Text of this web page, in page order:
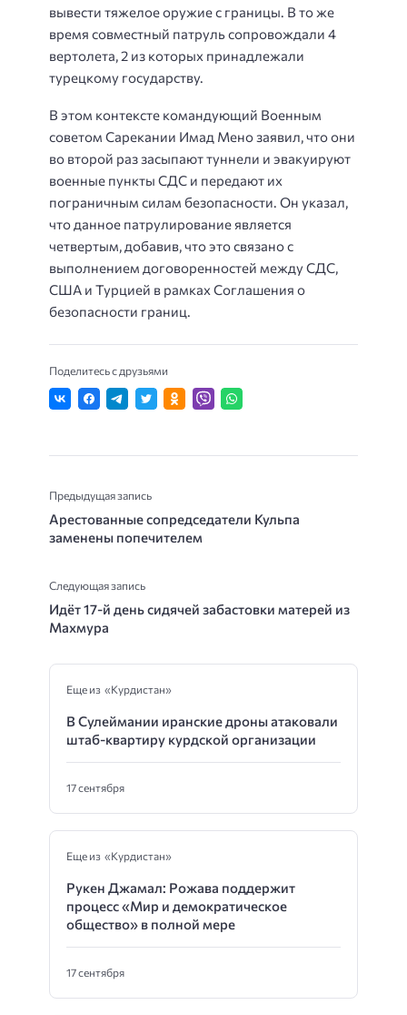
вывести тяжелое оружие с границы. В то же
время совместный патруль сопровождали 4
вертолета, 2 из которых принадлежали
турецкому государству.
В этом контексте командующий Военным
советом Сарекании Имад Мено заявил, что они
во второй раз засыпают туннели и эвакуируют
военные пункты СДС и передают их
пограничным силам безопасности. Он указал,
что данное патрулирование является
четвертым, добавив, что это связано с
выполнением договоренностей между СДС,
США и Турцией в рамках Соглашения о
безопасности границ.
Поделитесь с друзьями
Предыдущая запись
Арестованные сопредседатели Кульпа
заменены попечителем
Следующая запись
Идёт 17-й день сидячей забастовки матерей из
Махмура
Еще из «Курдистан»
В Сулеймании иранские дроны атаковали
штаб-квартиру курдской организации
17 сентября
Еще из «Курдистан»
Рукен Джамал: Рожава поддержит
процесс «Мир и демократическое
общество» в полной мере
17 сентября